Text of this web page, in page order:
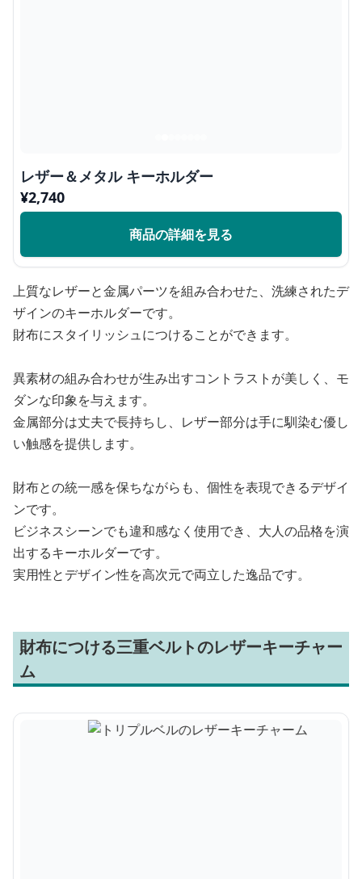
レザー＆メタル キーホルダー
¥2,740
商品の詳細を見る
上質なレザーと金属パーツを組み合わせた、洗練されたデ
ザインのキーホルダーです。
財布にスタイリッシュにつけることができます。
異素材の組み合わせが生み出すコントラストが美しく、モ
ダンな印象を与えます。
金属部分は丈夫で長持ちし、レザー部分は手に馴染む優し
い触感を提供します。
財布との統一感を保ちながらも、個性を表現できるデザイ
ンです。
ビジネスシーンでも違和感なく使用でき、大人の品格を演
出するキーホルダーです。
実用性とデザイン性を高次元で両立した逸品です。
財布につける三重ベルトのレザーキーチャー
ム